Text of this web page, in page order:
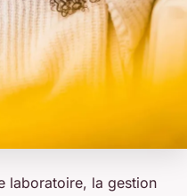
laboratoire, la gestion